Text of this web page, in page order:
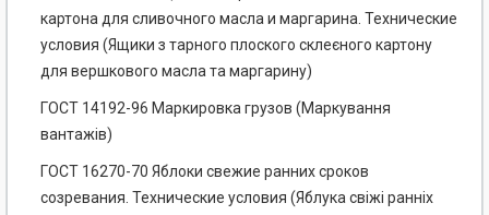
картона для сливочного масла и маргарина. Технические
условия (Ящики з тарного плоского склеєного картону
для вершкового масла та маргарину)
ГОСТ 14192-96 Маркировка грузов (Маркування
вантажів)
ГОСТ 16270-70 Яблоки свежие ранних сроков
созревания. Технические условия (Яблука свіжі ранніх